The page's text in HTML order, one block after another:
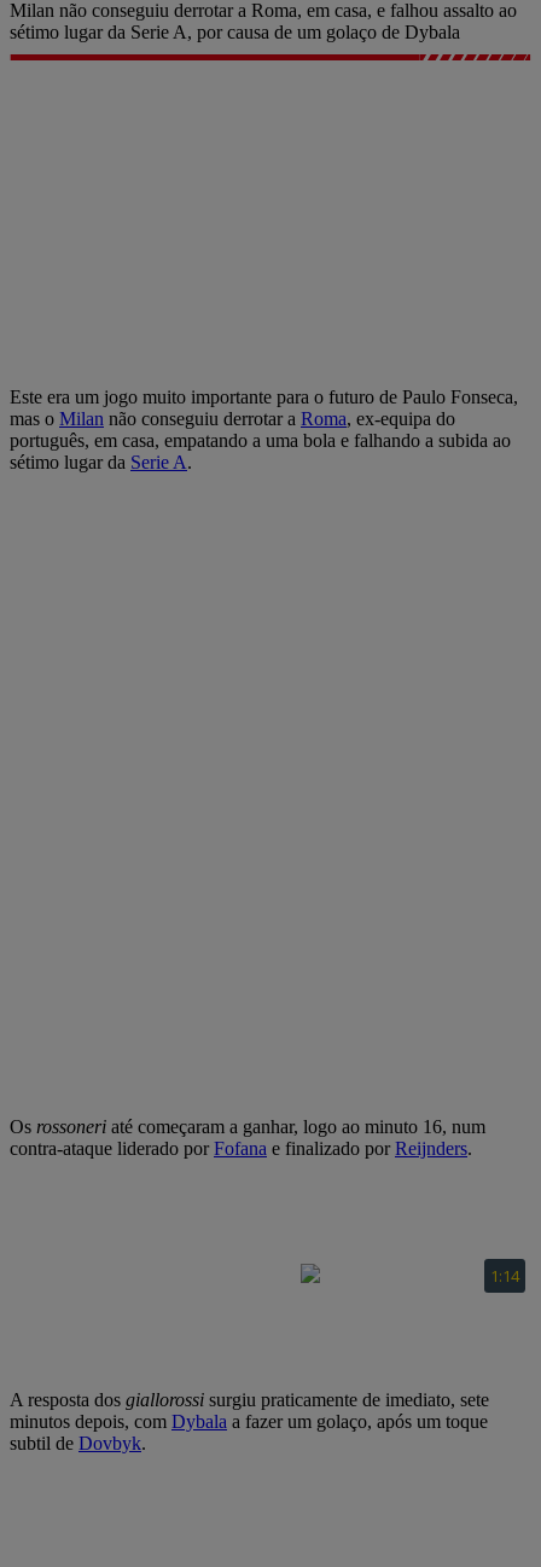
Milan não conseguiu derrotar a Roma, em casa, e falhou assalto ao
sétimo lugar da Serie A, por causa de um golaço de Dybala
Este era um jogo muito importante para o futuro de Paulo Fonseca,
mas o Milan não conseguiu derrotar a Roma, ex-equipa do
português, em casa, empatando a uma bola e falhando a subida ao
sétimo lugar da Serie A.
Os rossoneri até começaram a ganhar, logo ao minuto 16, num
contra-ataque liderado porFofana e finalizado porReijnders.
A resposta dos giallorossi surgiu praticamente de imediato, sete
minutos depois, com Dybala a fazer um golaço, após um toque
subtil de Dovbyk.